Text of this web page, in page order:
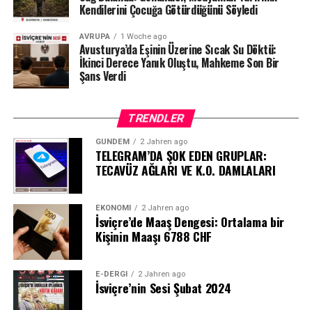
Kendilerini Çocuğa Götürdüğünü Söyledi
AVRUPA 1 Woche ago
Avusturya’da Eşinin Üzerine Sıcak Su Döktü:
İkinci Derece Yanık Oluştu, Mahkeme Son Bir
Şans Verdi
TRENDLER
GÜNDEM 2 Jahren ago
TELEGRAM’DA ŞOK EDEN GRUPLAR:
TECAVÜZ AĞLARI VE K.O. DAMLALARI
EKONOMI 2 Jahren ago
İsviçre’de Maaş Dengesi: Ortalama bir
Kişinin Maaşı 6788 CHF
E-DERGI 2 Jahren ago
İsviçre’nin Sesi Şubat 2024